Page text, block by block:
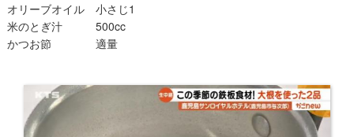
オリーブオイル 小さじ1
米のとぎ汁 500cc
かつお節 適量